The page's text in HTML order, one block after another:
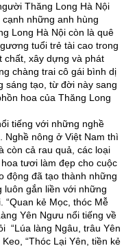
Thăng Long Hà Nội
những anh hùng
Long Hà Nội còn là quê
tuổi trẻ tài cao trong
chất, xây dựng và phát
chàng trai cô gái bình dị
sáng tạo, từ đời này sang
hoa của Thăng Long
tiếng với những nghề
Nghề nông ở Việt Nam thì
còn cả rau quả, các loại
tươi làm đẹp cho cuộc
động đã tạo thành những
luôn gắn liền với những
kẻ Mọc, thóc Mễ
Yên Ngưu nổi tiếng về
“Lúa làng Ngâu, trâu Yên
“Thóc Lại Yên, tiền kẻ